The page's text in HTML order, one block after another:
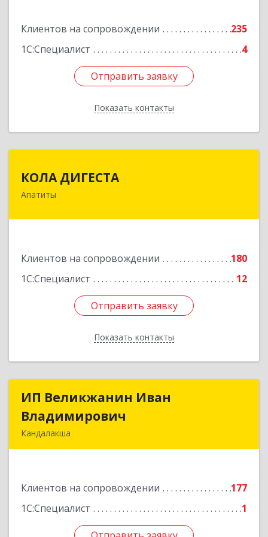
Клиентов на сопровождении
235
1С:Специалист
4
Отправить заявку
Показать контакты
Отправить заявку
Назад
КОЛА ДИГЕСТА
Апатиты
Клиентов на сопровождении
180
1С:Специалист
12
Отправить заявку
Показать контакты
Отправить заявку
Назад
ИП Великжанин Иван
Владимирович
Кандалакша
Клиентов на сопровождении
177
1С:Специалист
1
ИП Великжанин Иван
Подробнее